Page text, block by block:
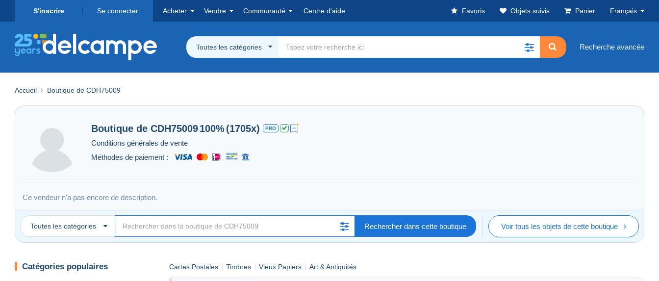
S'inscrire Se connecter Acheter Vendre Communauté Centre d'aide Favoris Objets suivis Panier Français
Toutes les catégories Recherche avancée
Accueil Boutique de CDH75009
Boutique de CDH75009100%(1705x) PRO
Conditions générales de vente
Méthodes de paiement :
Ce vendeur n'a pas encore de description.
Toutes les catégories Rechercher dans cette boutique Voir tous les objets de cette boutique
Catégories populaires Cartes Postales Timbres Vieux Papiers Art & Antiquités